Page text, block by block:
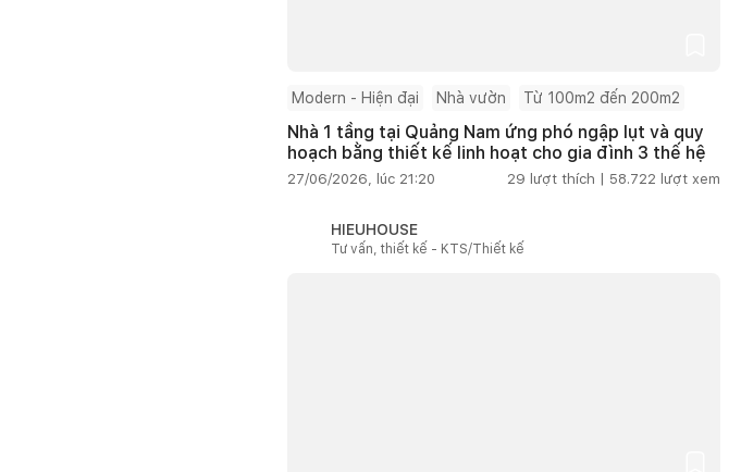
Modern - Hiện đại Nhà vườn Từ 100m2 đến 200m2
Nhà 1 tầng tại Quảng Nam ứng phó ngập lụt và quy
hoạch bằng thiết kế linh hoạt cho gia đình 3 thế hệ
27/06/2026, lúc 21:20 29 lượt thích | 58.722 lượt xem
HIEUHOUSE
Tư vấn, thiết kế - KTS/Thiết kế